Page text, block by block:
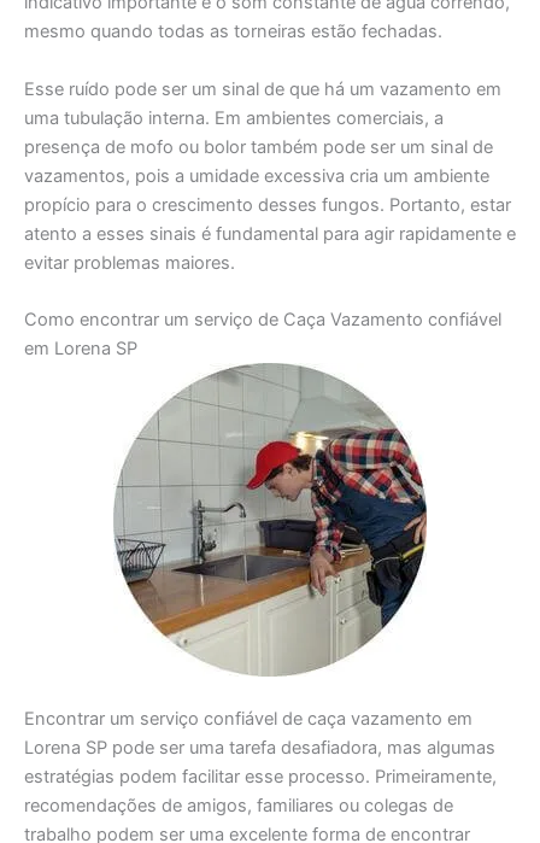
mesmo quando todas as torneiras estão fechadas.
Esse ruído pode ser um sinal de que há um vazamento em
uma tubulação interna. Em ambientes comerciais, a
presença de mofo ou bolor também pode ser um sinal de
vazamentos, pois a umidade excessiva cria um ambiente
propício para o crescimento desses fungos. Portanto, estar
atento a esses sinais é fundamental para agir rapidamente e
evitar problemas maiores.
Como encontrar um serviço de Caça Vazamento confiável
em Lorena SP
Encontrar um serviço confiável de caça vazamento em
Lorena SP pode ser uma tarefa desafiadora, mas algumas
estratégias podem facilitar esse processo. Primeiramente,
recomendações de amigos, familiares ou colegas de
trabalho podem ser uma excelente forma de encontrar